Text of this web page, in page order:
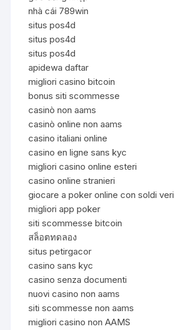
nhà cái 789win
situs pos4d
situs pos4d
situs pos4d
apidewa daftar
migliori casino bitcoin
bonus siti scommesse
casinò non aams
casinò online non aams
casino italiani online
casino en ligne sans kyc
migliori casino online esteri
casino online stranieri
giocare a poker online con soldi veri
migliori app poker
siti scommesse bitcoin
สล็อตทดลอง
situs petirgacor
casino sans kyc
casino senza documenti
nuovi casino non aams
siti scommesse non aams
migliori casino non AAMS